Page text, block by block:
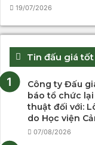
19/07/2026
Tin đấu giá
Công ty Đấu
báo tổ chức
thuật đối với:
do Học viện
07/08/2026